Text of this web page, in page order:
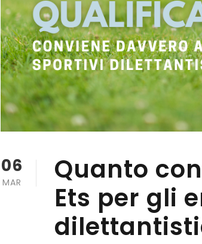
06
MAR
Quanto
Ets per gli